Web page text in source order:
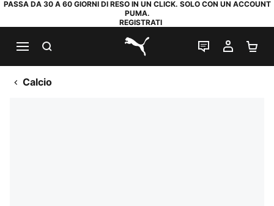
PASSA DA 30 A 60 GIORNI DI RESO IN UN CLICK. SOLO CON UN ACCOUNT
PUMA.
REGISTRATI
PUMA.com
CHAT IL MIO
Calcio